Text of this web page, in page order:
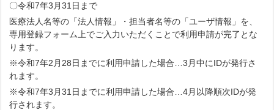
〇令和7年3月31日まで
医療法人名等の「法人情報」・担当者名等の「ユーザ情報」を、
専用登録フォーム上でご入力いただくことで利用申請が完了とな
ります。
※令和7年2月28日までに利用申請した場合…3月中にIDが発行さ
れます。
※令和7年3月31日までに利用申請した場合…4月以降順次IDが発
行されます。